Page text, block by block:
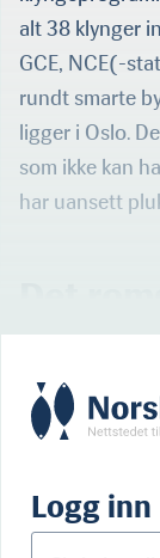
alt 38 klynger
GCE, NCE(-
rundt smarte
ligger i Oslo.
som ikke kan
har uansett
Logg inn